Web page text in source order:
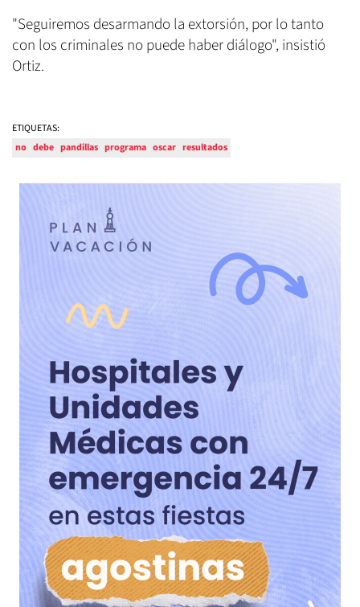
"Seguiremos desarmando la extorsión, por lo tanto
con los criminales no puede haber diálogo", insistió
Ortiz.
ETIQUETAS:
no debe pandillas programa oscar resultados